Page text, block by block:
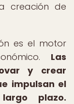
creación de
es el motor
Las
y crear
impulsan el
plazo.